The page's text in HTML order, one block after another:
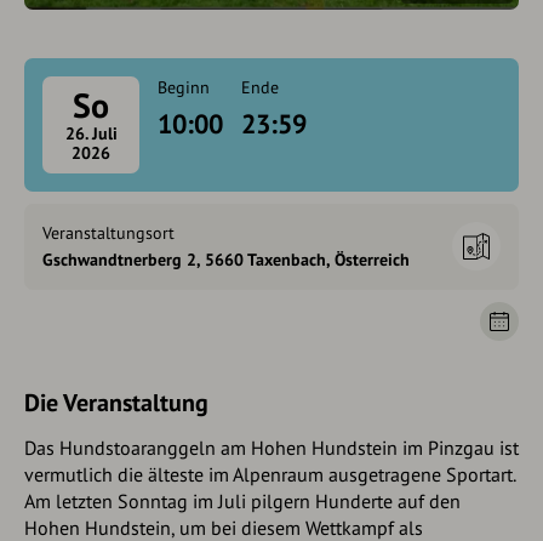
So
26. Juli
2026
Beginn
10:00
Ende
23:59
Veranstaltungsort
Gschwandtnerberg 2, 5660 Taxenbach, Österreich
Die Veranstaltung
Das Hundstoaranggeln am Hohen Hundstein im Pinzgau ist
vermutlich die älteste im Alpenraum ausgetragene Sportart.
Am letzten Sonntag im Juli pilgern Hunderte auf den
Hohen Hundstein, um bei diesem Wettkampf als